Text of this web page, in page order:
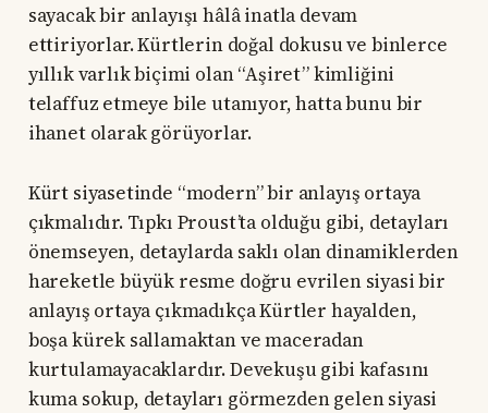
sayacak bir anlayışı hâlâ inatla devam
ettiriyorlar. Kürtlerin doğal dokusu ve binlerce
yıllık varlık biçimi olan “Aşiret” kimliğini
telaffuz etmeye bile utanıyor, hatta bunu bir
ihanet olarak görüyorlar.
Kürt siyasetinde “modern” bir anlayış ortaya
çıkmalıdır. Tıpkı Proust’ta olduğu gibi, detayları
önemseyen, detaylarda saklı olan dinamiklerden
hareketle büyük resme doğru evrilen siyasi bir
anlayış ortaya çıkmadıkça Kürtler hayalden,
boşa kürek sallamaktan ve maceradan
kurtulamayacaklardır. Devekuşu gibi kafasını
kuma sokup, detayları görmezden gelen siyasi